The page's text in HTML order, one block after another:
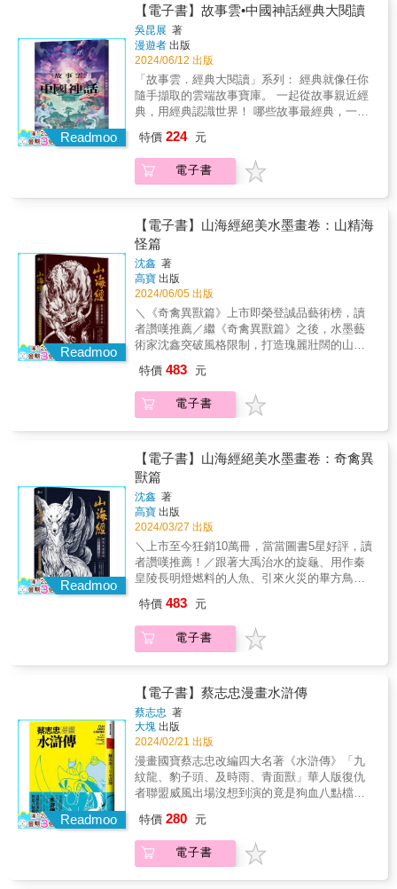
而那些訪仙求道，出現法術幻術的情節，或者
出自佛教《敦煌變文》、《高僧傳》的故事，
可以看出佛道思想的深入。 最特別的是，中國
文學裡早就有許多童話故事的原型，例如東晉
就有「羽衣少女」類型的故事；唐代《酉陽雜
俎》（九世紀）裡的〈葉限姑娘〉，可說是最
早的灰姑娘故事；南北朝時的《高僧傳》（六
世紀）裡，就有類似「國王的新衣」故事，西
方直到十四世紀才出現。清代康熙時（十七～
帽〉，這些都比西方的「鵝媽媽故事集」（十
七世紀）、《安徒生童話》、《格林童話》
（十九世紀）還早。 本書蒐羅了古典文學與民
間傳說中具代表性的精彩童話，並附上完整原
文與出處典籍介紹，以白話故事讓讀者輕鬆欣
賞古人的文學結晶。精彩有趣的童話故事，可
以激發孩子天馬行空的想像，大人在重溫故事
後也可以有不同的體會。不只可作為學生的補
充教材，更是創作者汲取靈感的案頭寶典。 ◆
「故事雲．中國經典大閱讀」計畫特色： ◎從
古典文學中選取具原創性、藝術性，有「原
型」特質的代表性篇章 ◎透過親切有趣的白話
與出處簡介，認識古典中國文學最好的入門 &
一人高陽，談《紅樓夢》和「紅學」紅學研究
名家、又是極為熟習清代掌故的歷史小說家，
高陽以豐富敏銳的小說創作經驗閱讀《紅樓
夢》，揣摩曹雪芹的創作心理，以對八旗制度
及人物的廣泛知識漫談《紅樓夢》相關細瑣淵
源，是本書最大特色。而提出「寧國府即李家
說」，亦使高陽在紅學範疇中勘現了一片珍貴
的處女地，凡對《紅樓夢》、曹雪芹所處的時
代背景，以及紅學有興趣者，此書可謂必讀經
芹及其家族榮辱興衰的人生畫卷；上至軍國大
事，下至市井軼聞，盡入筆墨。小説筆法，史
家眼光，更獲臺靜農先生許之為「一家之
言」。高陽寢饋文史、浸淫至深，更有千萬字
以上的小說創作經驗，有其獨到處。讀高陽作
品，層層婉轉、淋漓盡致、擘肌析理、勝義紛
呈，令人目不暇給。
Readmoo
【電子書】故事雲•中國神話經典大閱讀
吳昆展 著
漫遊者 出版
2024/06/12 出版
「故事雲．經典大閱讀」系列： 經典就像任你
隨手擷取的雲端故事寶庫。 一起從故事親近經
典，用經典認識世界！ 哪些故事最經典，一生
多的變形故事？ 哪些故事最耐讀，千百年後讀
來仍趣味盎然？ ◆ ■【故事雲．中國經典大閱
讀】計畫： 經典中國神話（2024.06出版）、
版） 經典中國精怪（2025.06出版）、經典中
國公案（2025.07出版） ◆ ◎那隻大如蠶繭的
蟲，變成了有五種顏色毛的狗，在國家陷於戰
爭危難時，銜著敵軍將領的頭，等著領賞
&hellip;&hellip;〈娶公主的盤瓠〉，出自：《搜
是兩人卻水火不容、爭執不斷，他怕總有一天
兄弟相殘，於是求助堯帝，兩人遂被分封到一
東一西，永遠不會相遇&hellip;&hellip;〈永不相
見的參商二星〉，出自：《左傳》 ◎古時候的
是人民與天神相通的管道。然而，後來卻出現
「民神雜揉」的亂世，不再靠巫覡溝通上天。
顓頊知道以後，覺得有必要出手整頓
《帝王世紀》、《史記》、《淮南子》、《國
語》 ◎唐玄宗皇帝從驪山巡察完回宮就開始生
病，有天晚上他看見一個紅衣小鬼跑進屋內，
拿走貴妃的香囊和自己的玉笛，這時突然出現
一個藍衣人，頭髮蓬亂、滿臉虯髯大鬍，面目
猙獰，伸手便抓住那個小鬼一口吞下
&hellip;&hellip;〈捉鬼的鍾馗〉，出自：《夢溪
筆談》 ◆ 古代中國沒有記錄神話的專書，成書
的經典，流傳至後世的神話故事大多散見各典
籍中會有不同版本，畢竟幾千年來書籍會有散
佚、傳抄會有失誤。而我們現在所看到的神話
故事，有些是後人根據不同古籍中的記載，重
新整理編寫而成，所以可以看到出處不只一
個。 本書蒐羅了古典文學典籍與民間傳說中具
代表性的精彩神話，總共分為四部：創世神
話、自然神話、英雄神話、民間信仰神話。透
過節情豐富、文字生動的故事，去理解先民如
何看待宇宙、解釋自然，理解中華民族的世界
觀和民族信仰，看古人如何用豐富的想像力，
打造出屬於中國文明的奇幻世界。同時也挑選
了與民眾日常生活最相關的民間神祇故事與民
俗傳說。這些神祇有由凡人升格為神的，也有
從佛教與道教等信仰而來的，瞭解寺廟中裡那
些諸神事蹟之後，原本遙不可及的神明也能變
得生動可親。此外本書也附有上古諸神的系
特價 224 元
電子書
Readmoo
【電子書】山海經絕美水墨畫卷：山精海
怪篇
沈鑫 著
高寶 出版
2024/06/05 出版
＼《奇禽異獸篇》上市即榮登誠品藝術榜，讀
者讚嘆推薦／繼《奇禽異獸篇》之後，水墨藝
術家沈鑫突破風格限制，打造瑰麗壯闊的山海
最想去哪裡？如果看見美麗的鮫人獨自落淚，
你會怎麼安慰她？在陡峭山川、遼闊大海的深
處，隱居著百餘種神靈異獸，一出現，就會引
圖鑑。在中國文化與藝術創新領域深耕多年的
知名水墨藝術家──沈鑫再次發揮天馬行空的想
像力，重新詮釋了隱匿在山河深處的106種神靈
精怪，描繪出獨樹一格的山海世界！羽毛鮮豔
的五采鳥在林間嬉戲，祥瑞的騊駼馬被凶惡的
蜪犬獵捕，合窳發怒一吼，天下就會洪水氾
濫……透過作者無窮的創意，這些長相奇特的
異獸跨越文字的限制，活靈活現地出現在眼
前，不僅帶給我們全新的視覺體驗，更能從中
瞭解流傳千年的神話傳說，用更多元的角度解
山林之間、大海深處，就能窺見牠們的身
影……
特價 483 元
電子書
Readmoo
【電子書】山海經絕美水墨畫卷：奇禽異
獸篇
沈鑫 著
高寶 出版
2024/03/27 出版
＼上市至今狂銷10萬冊，當當圖書5星好評，讀
者讚嘆推薦！／跟著大禹治水的旋龜、用作秦
皇陵長明燈燃料的人魚、引來火災的畢方鳥、
歷時數年精心繪製，華麗重現《山海經》中的
上古奇境！《山海經》的內容涵蓋人文地理、
天候星象、歷史神話，是一部網羅珍奇博物的
新多年的水墨藝術家──沈鑫，自幼便被《山海
經》中記載的各種神獸精怪所深深吸引。他花
了二十餘年查閱大量的書籍資料，靜心研讀
《山海經》的一字一句，憑藉著豐富飽滿的想
像力、細膩精美的水墨筆法，花費五年繪製120
幅栩栩如生的飛禽走獸圖，再依照動物的不同
特徵與習性分門別類，搭配通俗易懂的解讀，
帶領我們一窺遠古奇獸的真面目。在沈鑫的畫
筆下，百獸不再是書上古老難懂的文字，而是
怪誕妖異的鮮明形象。我們得以想像，頭上長
角的蠱雕在天空遨遊，一頭二身的肥遺蛇在山
間出沒，龍頭龜身的龍魚在大河徜徉，滿足了
特價 483 元
電子書
Readmoo
【電子書】蔡志忠漫畫水滸傳
蔡志忠 著
大塊 出版
2024/02/21 出版
漫畫國寶蔡志忠改編四大名著《水滸傳》「九
紋龍、豹子頭、及時雨、青面獸」華人版復仇
者聯盟威風出場沒想到演的竟是狗血八點檔？
山！等等，好漢們逃著逃著，竟然逃到了日本
東京？原來新宿歌舞伎町才是最新流行的偷渡
聖地？究竟這群英雄好漢是如何變成亡命之徒
特價 280 元
電子書